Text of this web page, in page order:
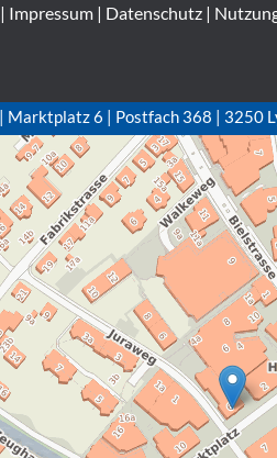
Impressum| Datenschutz|
| Marktplatz 6 | Postfach 368 | 3250